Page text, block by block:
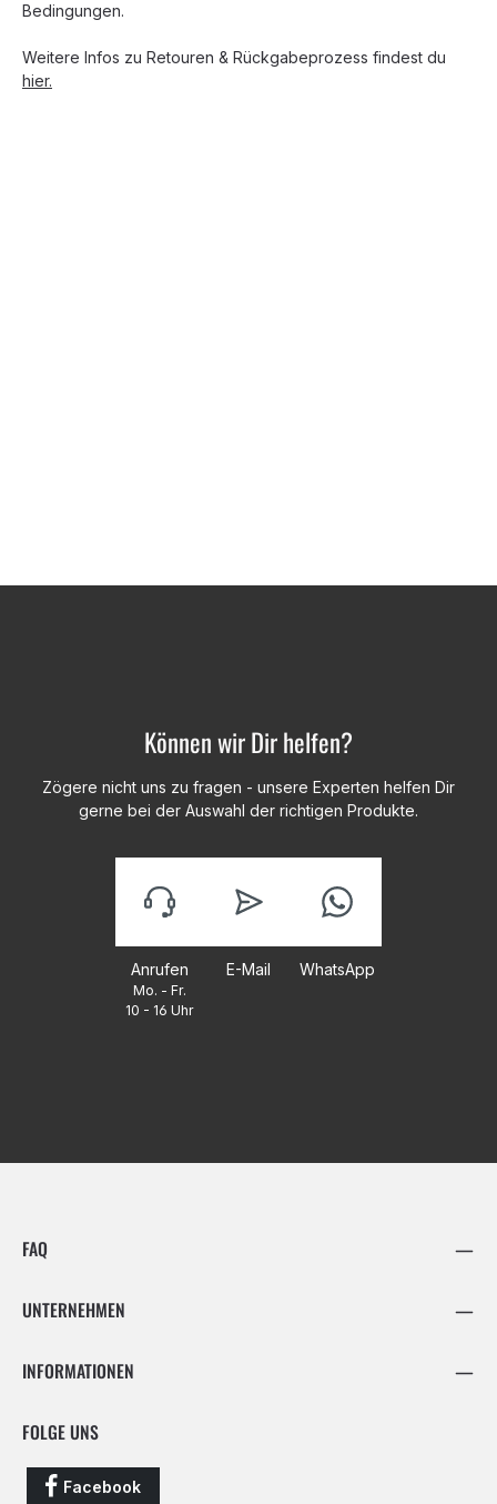
Bedingungen.
Weitere Infos zu Retouren & Rückgabeprozess findest du
hier.
Können wir Dir helfen?
Zögere nicht uns zu fragen - unsere Experten helfen Dir
gerne bei der Auswahl der richtigen Produkte.
Anrufen
Mo. - Fr.
10 - 16 Uhr
E-Mail WhatsApp
FAQ
UNTERNEHMEN
INFORMATIONEN
FOLGE UNS
Facebook